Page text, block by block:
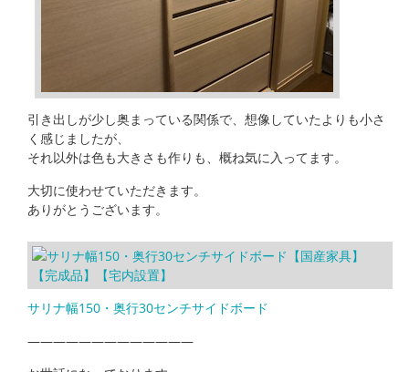
引き出しが少し奥まっている関係で、想像していたよりも小さ
く感じましたが、
それ以外は色も大きさも作りも、概ね気に入ってます。
大切に使わせていただきます。
ありがとうございます。
サリナ幅150・奥行30センチサイドボード
—————————————